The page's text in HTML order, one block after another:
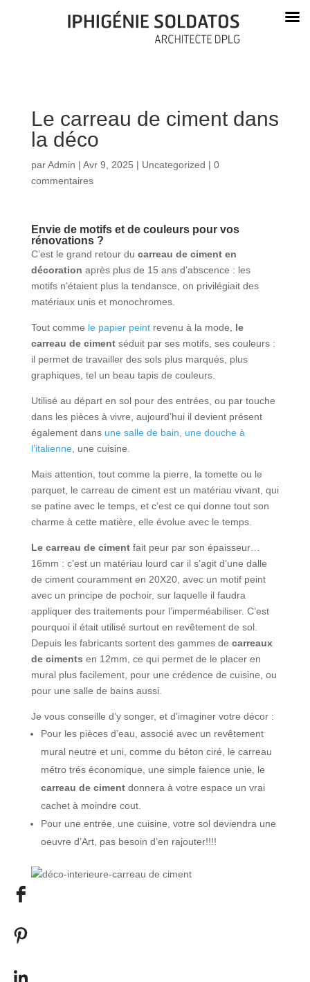
Le carreau de ciment dans
la déco
parAdmin | Avr 9, 2025 | Uncategorized | 0
commentaires
Envie de motifs et de couleurs pour vos
rénovations ?
C’est le grand retour du carreau de ciment en
décoration après plus de 15 ans d’abscence : les
motifs n’étaient plus la tendansce, on privilégiait des
matériaux unis et monochromes.
Tout comme le papier peint revenu à la mode, le
carreau de ciment séduit par ses motifs, ses couleurs :
il permet de travailler des sols plus marqués, plus
graphiques, tel un beau tapis de couleurs.
Utilisé au départ en sol pour des entrées, ou par touche
dans les pièces à vivre, aujourd’hui il devient présent
également dans une salle de bain, une douche à
l’italienne, une cuisine.
Mais attention, tout comme la pierre, la tomette ou le
parquet, le carreau de ciment est un matériau vivant, qui
se patine avec le temps, et c’est ce qui donne tout son
charme à cette matière, elle évolue avec le temps.
Le carreau de cimentfait peur par son épaisseur…
16mm : c’est un matériau lourd car il s’agit d’une dalle
de ciment couramment en 20X20, avec un motif peint
avec un principe de pochoir, sur laquelle il faudra
appliquer des traitements pour l’imperméabiliser. C’est
pourquoi il était utilisé surtout en revêtement de sol.
Depuis les fabricants sortent des gammes de carreaux
de ciments en 12mm, ce qui permet de le placer en
mural plus facilement, pour une crédence de cuisine, ou
pour une salle de bains aussi.
Je vous conseille d’y songer, et d’imaginer votre décor :
Pour les pièces d’eau, associé avec un revêtement
mural neutre et uni, comme du béton ciré, le carreau
métro trés économique, une simple faience unie, le
carreau de cimentdonnera à votre espace un vrai
cachet à moindre cout.
Pour une entrée, une cuisine, votre sol deviendra une
oeuvre d’Art, pas besoin d’en rajouter!!!!